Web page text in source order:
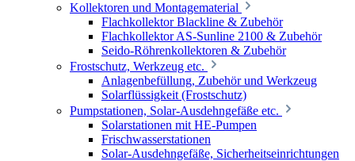
Kollektoren und Montagematerial
Flachkollektor Blackline & Zubehör
Flachkollektor AS-Sunline 2100 & Zubehör
Seido-Röhrenkollektoren & Zubehör
Frostschutz, Werkzeug etc.
Anlagenbefüllung, Zubehör und Werkzeug
Solarflüssigkeit (Frostschutz)
Pumpstationen, Solar-Ausdehngefäße etc.
Solarstationen mit HE-Pumpen
Frischwasserstationen
Solar-Ausdehngefäße, Sicherheitseinrichtungen